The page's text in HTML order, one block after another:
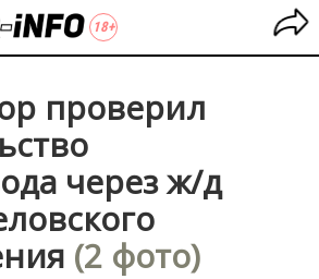
проверил
через ж/д
(2 фото)